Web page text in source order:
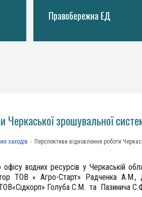
Правобережна ЕД
Черкаської зрошувальної
заходів › Перспективи відновлення роботи
водних ресурсів у Черкаській
ТОВ « Агро-Старт» Радченка
Голуба С.М. та Пазинича